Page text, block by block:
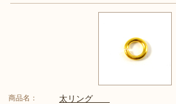
商品名： 太リング